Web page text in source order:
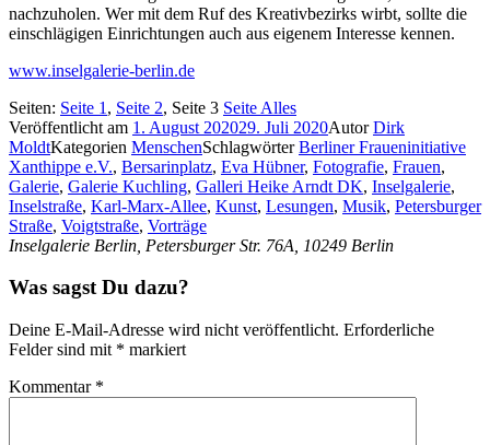
nachzuholen. Wer mit dem Ruf des Kreativbezirks wirbt, sollte die
einschlägigen Einrichtungen auch aus eigenem Interesse kennen.
www.inselgalerie-berlin.de
Seiten: Seite 1 , Seite 2, Seite 3 Seite Alles
Veröffentlicht am 1. August 202029. Juli 2020AutorDirk
MoldtKategorien MenschenSchlagwörterBerliner Fraueninitiative
Xanthippe e.V., Bersarinplatz, Eva Hübner, Fotografie, Frauen,
Galerie, Galerie Kuchling, Galleri Heike Arndt DK, Inselgalerie,
Inselstraße, Karl-Marx-Allee, Kunst, Lesungen, Musik, Petersburger
Straße, Voigtstraße, Vorträge
Inselgalerie Berlin, Petersburger Str. 76A, 10249 Berlin
Was sagst Du dazu?
Deine E-Mail-Adresse wird nicht veröffentlicht. Erforderliche
Felder sind mit * markiert
Kommentar *